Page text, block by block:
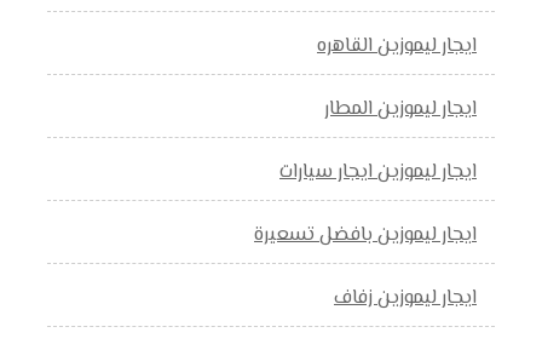
ايجار ليموزين القاهره
ايجار ليموزين المطار
ايجار ليموزين ايجار سيارات
ايجار ليموزين بافضل تسعيرة
ايجار ليموزين زفاف